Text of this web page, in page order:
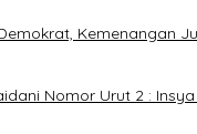
Kemenangan
Nomor Urut 2 : Insya